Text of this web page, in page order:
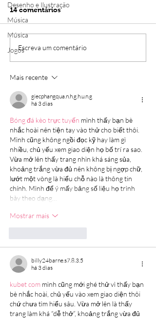
Desenho e Ilustração
Música
Música
Jogos CapCut: curso gratuito
14 comentários
Escreva um comentário
Mais recente
giecphangqua.n.h.g.h.u.n.g
há 3 dias
Bóng đá kèo trực tuyến mình thấy bạn bè
nhắc hoài nên tiện tay vào thử cho biết thôi.
Mình cũng không ngồi đọc kỹ hay làm gì
nhiều, chủ yếu xem giao diện họ bố trí ra sao.
Vừa mở lên thấy trang nhìn khá sáng sủa,
khoảng trắng vừa đủ nên không bị ngợp chữ,
lướt một vòng là hiểu chỗ nào là thông tin
chính. Mình để ý mấy bảng số liệu họ trình
bày theo dạng…
Mostrar mais
billy24barne.s7.8.3.5
há 3 dias
kubet com mình cũng mới ghé thử vì thấy bạn
bè nhắc hoài, chủ yếu vào xem giao diện thôi
chứ chưa tìm hiểu sâu. Vừa mở lên là thấy
trang làm khá “dễ thở”, khoảng trắng vừa đủ